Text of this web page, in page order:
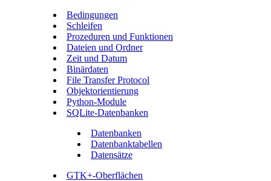
Bedingungen
Schleifen
Prozeduren und Funktionen
Dateien und Ordner
Zeit und Datum
Binärdaten
File Transfer Protocol
Objektorientierung
Python-Module
SQLite-Datenbanken
Datenbanken
Datenbanktabellen
Datensätze
GTK+-Oberflächen